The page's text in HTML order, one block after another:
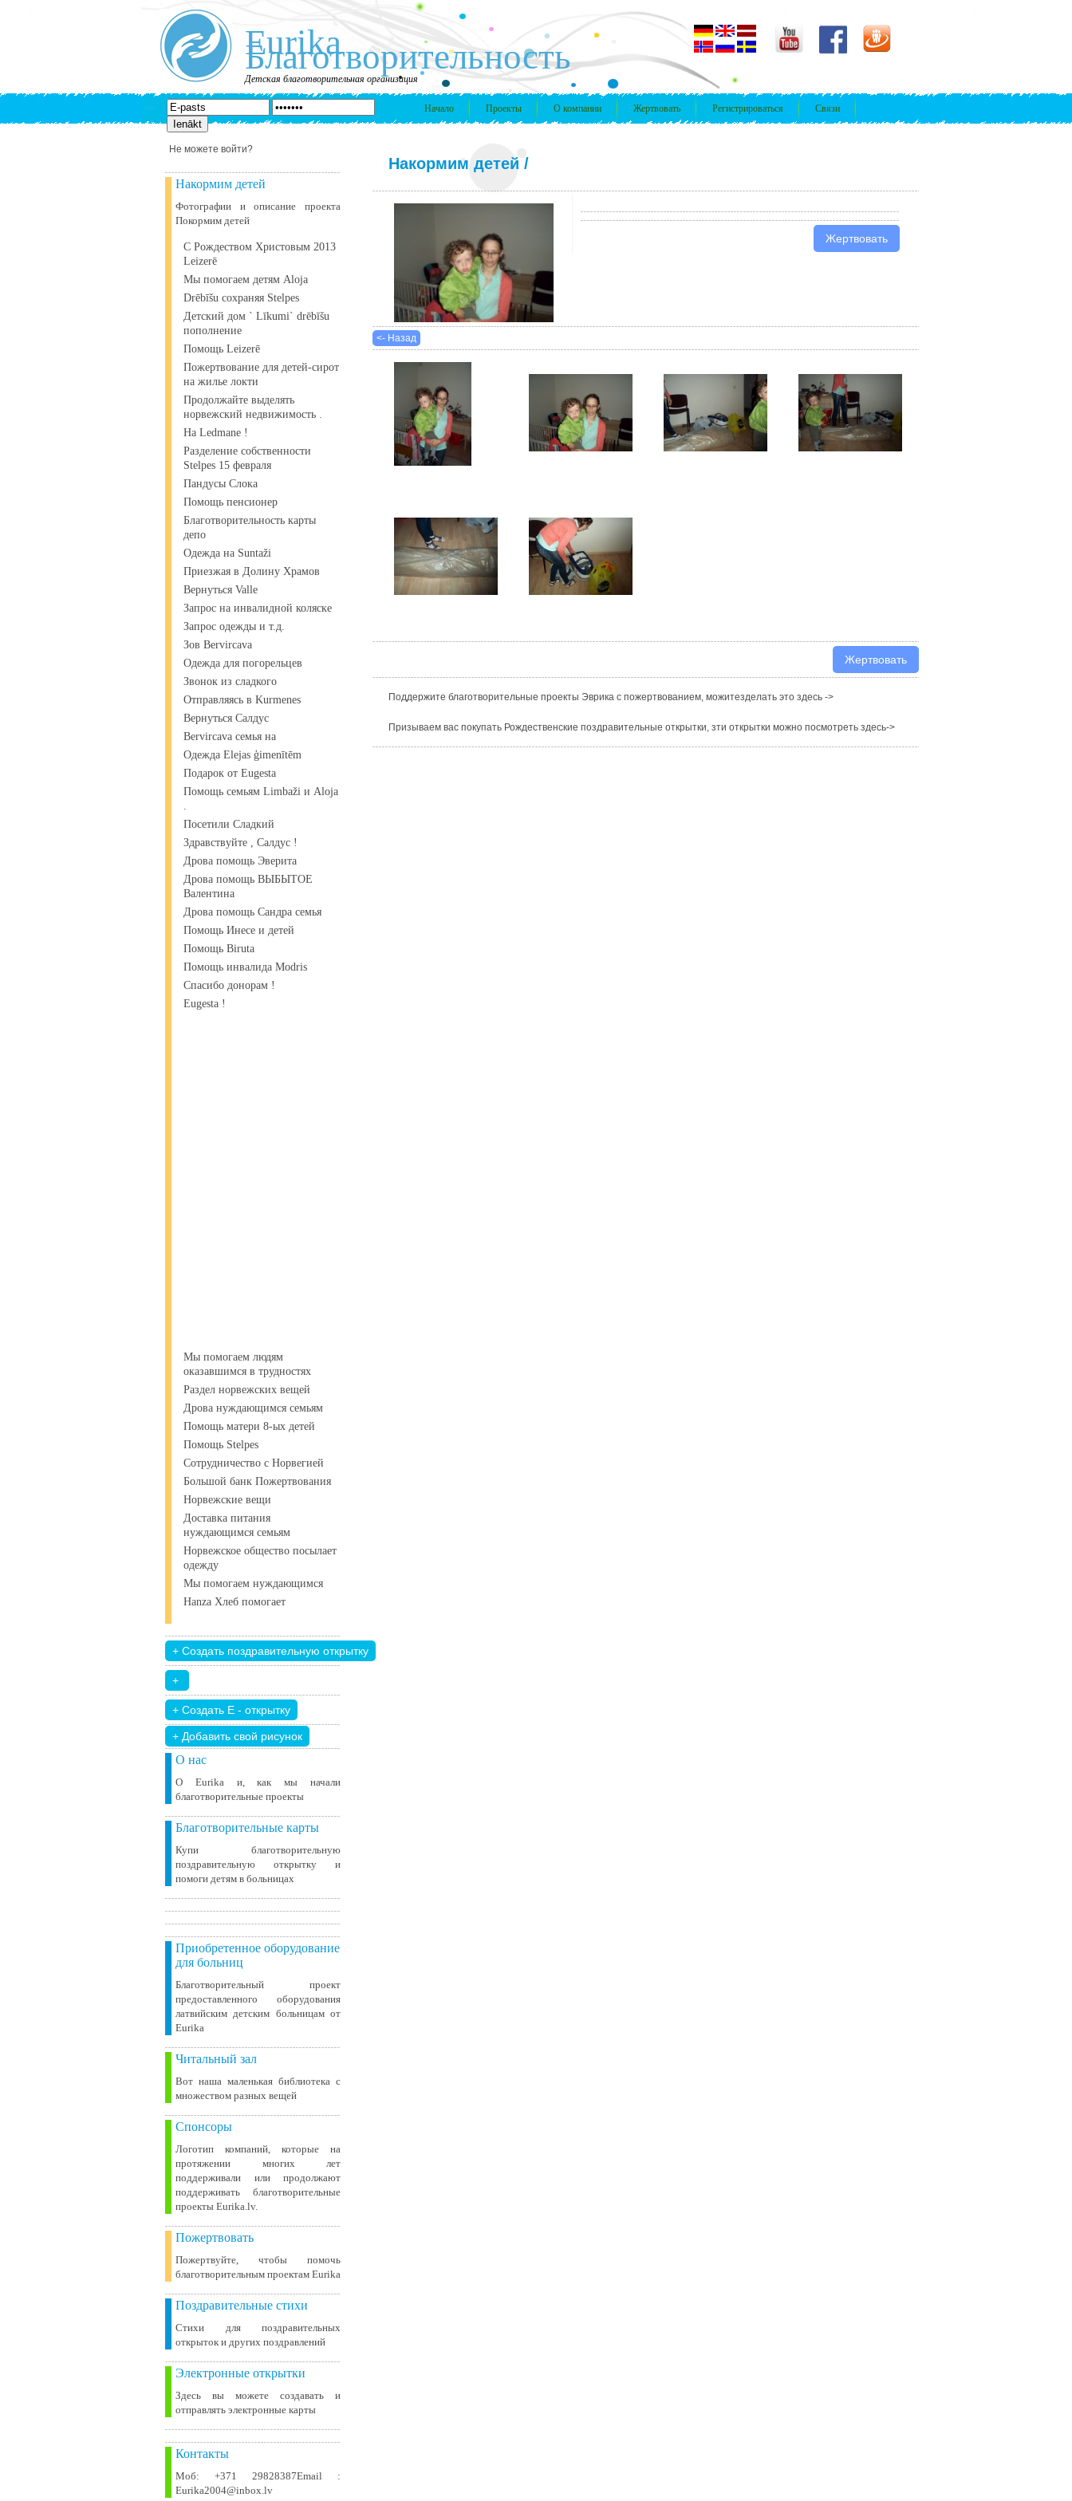
Eurika
Благотворительность
Детская благотворительная организация
Начало Проекты О компании Жертвовать Регистрироваться Связи
Не можете войти?
Накормим детей
Фотографии и описание проекта
Покормим детей
С Рождеством Христовым 2013
Leizerē
Мы помогаем детям Aloja
Drēbīšu сохраняя Stelpes
Детский дом ` Līkumi` drēbīšu
пополнение
Помощь Leizerē
Пожертвование для детей-сирот
на жилье локти
Продолжайте выделять
норвежский недвижимость .
На Ledmane !
Разделение собственности
Stelpes 15 февраля
Пандусы Слока
Помощь пенсионер
Благотворительность карты
депо
Одежда на Suntaži
Приезжая в Долину Храмов
Вернуться Valle
Запрос на инвалидной коляске
Запрос одежды и т.д.
Зов Bervircava
Одежда для погорельцев
Звонок из сладкого
Отправляясь в Kurmenes
Вернуться Салдус
Bervircava семья на
Одежда Elejas ģimenītēm
Подарок от Eugesta
Помощь семьям Limbaži и Aloja
.
Посетили Сладкий
Здравствуйте , Салдус !
Дрова помощь Эверита
Дрова помощь ВЫБЫТОЕ
Валентина
Дрова помощь Сандра семья
Помощь Инесе и детей
Помощь Biruta
Помощь инвалида Modris
Спасибо донорам !
Eugesta !
Мы помогаем людям
оказавшимся в трудностях
Раздел норвежских вещей
Дрова нуждающимся семьям
Помощь матери 8-ых детей
Помощь Stelpes
Сотрудничество с Норвегией
Большой банк Пожертвования
Норвежские вещи
Доставка питания
нуждающимся семьям
Норвежское общество посылает
одежду
Мы помогаем нуждающимся
Hanza Хлеб помогает
+ Добавить свой ​​рисунок
О нас
О Eurika и, как мы начали
благотворительные проекты
Благотворительные карты
Купи благотворительную
поздравительную открытку и
помоги детям в больницах
Приобретенное оборудование
для больниц
Благотворительный проект
предоставленного оборудования
латвийским детским больницам от
Eurika
Читальный зал
Вот наша маленькая библиотека c
множеством разных вещей
Спонсоры
Логотип компаний, которые на
протяжении многих лет
поддерживали или продолжают
поддерживать благотворительные
проекты Eurika.lv.
Пожертвовать
Пожертвуйте, чтобы помочь
благотворительным проектам Eurika
Поздравительные стихи
Стихи для поздравительных
открыток и других поздравлений
Электронные открытки
Здесь вы можете создавать и
отправлять электронные карты
Контакты
Моб: +371 29828387Email :
Eurika2004@inbox.lv
Накормим детей /
<- Назад
Поддержите благотворительные проекты Эврика с пожертвованием, можитезделать это здесь ->
Призываем вас покупать Рождественские поздравительные открытки, зти открытки можно посмотреть здесь->